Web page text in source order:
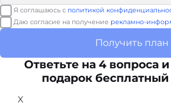
Я соглашаюсь с политикой
Даю согласие на получение рекламно-
Получить план
Ответьте на 4 вопроса
подарок
X